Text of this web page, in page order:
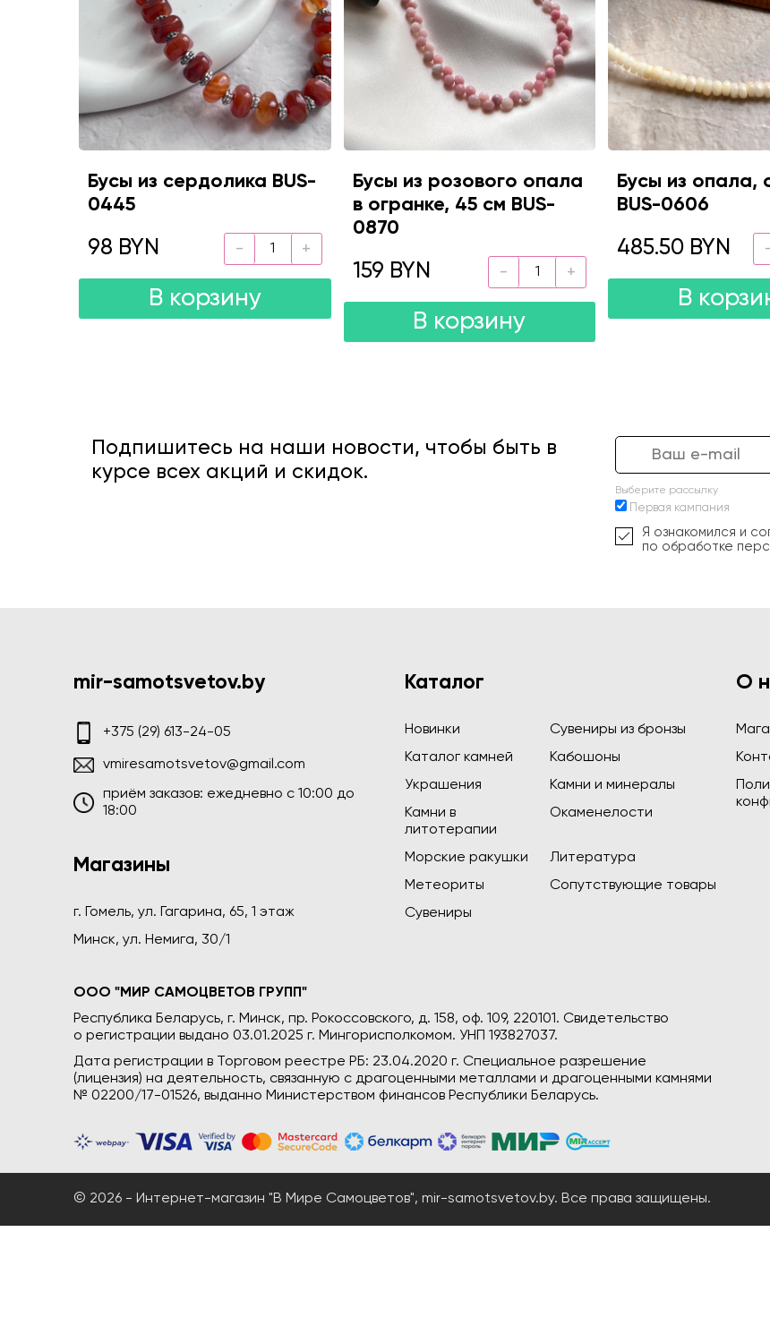
Бусы из сердолика BUS-
0445
98 BYN
В корзину
Бусы из розового опала
в огранке, 45 см BUS-
0870
159 BYN
В корзину
Бусы из опала,
BUS-0606
485.50 BYN
В
Подпишитесь на наши новости, чтобы быть в
курсе всех акций и скидок.
Выберите рассылку
Первая кампания
Я ознакомился и
по обработке
mir-samotsvetov.by
+375 (29) 613-24-05
vmiresamotsvetov@gmail.com
приём заказов: ежедневно c 10:00 до
18:00
Магазины
г. Гомель, ул. Гагарина, 65, 1 этаж
Минск, ул. Немига, 30/1
Каталог
Новинки
Сувениры из бронзы
Каталог камней
Кабошоны
Украшения
Камни и минералы
Камни в
литотерапии
Окаменелости
Морские ракушки
Литература
Метеориты
Сопутствующие товары
Сувениры
ООО "МИР САМОЦВЕТОВ ГРУПП"
Республика Беларусь, г. Минск, пр. Рокоссовского, д. 158, оф. 109, 220101. Свидетельство
о регистрации выдано 03.01.2025 г. Мингорисполкомом. УНП 193827037.
Дата регистрации в Торговом реестре РБ: 23.04.2020 г. Специальное разрешение
(лицензия) на деятельность, связанную с драгоценными металлами и драгоценными камнями
№ 02200/17-01526, выданно Министерством финансов Республики Беларусь.
О
© 2026 - Интернет-магазин "В Мире Самоцветов", mir-samotsvetov.by. Все права защищены.